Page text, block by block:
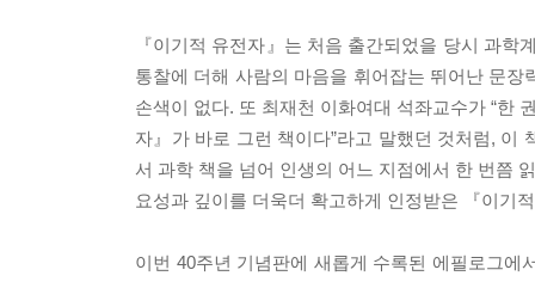
『이기적 유전자』는 처음 출간되었을 당시 과
통찰에 더해 사람의 마음을 휘어잡는 뛰어난 문
손색이 없다. 또 최재천 이화여대 석좌교수가 “한
자』가 바로 그런 책이다”라고 말했던 것처럼, 이
서 과학 책을 넘어 인생의 어느 지점에서 한 번쯤
요성과 깊이를 더욱더 확고하게 인정받은 『이기
이번 40주년 기념판에 새롭게 수록된 에필로그에